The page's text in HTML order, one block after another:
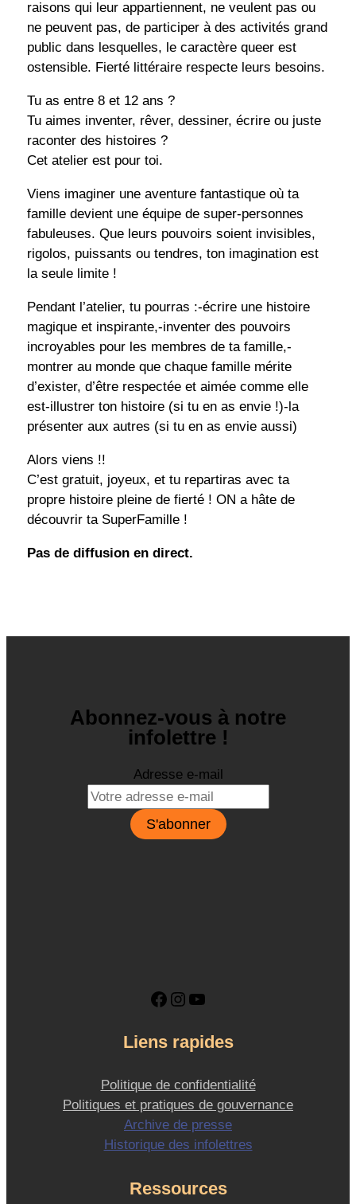
raisons qui leur appartiennent, ne veulent pas ou
ne peuvent pas, de participer à des activités grand
public dans lesquelles, le caractère queer est
ostensible. Fierté littéraire respecte leurs besoins.
Tu as entre 8 et 12 ans ?
Tu aimes inventer, rêver, dessiner, écrire ou juste
raconter des histoires ?
Cet atelier est pour toi.
Viens imaginer une aventure fantastique où ta
famille devient une équipe de super-personnes
fabuleuses. Que leurs pouvoirs soient invisibles,
rigolos, puissants ou tendres, ton imagination est
la seule limite !
Pendant l’atelier, tu pourras :-écrire une histoire
magique et inspirante,-inventer des pouvoirs
incroyables pour les membres de ta famille,-
montrer au monde que chaque famille mérite
d’exister, d’être respectée et aimée comme elle
est-illustrer ton histoire (si tu en as envie !)-la
présenter aux autres (si tu en as envie aussi)
Alors viens !!
C’est gratuit, joyeux, et tu repartiras avec ta
propre histoire pleine de fierté ! ON a hâte de
découvrir ta SuperFamille !
Pas de diffusion en direct.
Abonnez-vous à notre
infolettre !
Adresse e-mail
Facebook
Instagram
YouTube
Liens rapides
Politique de confidentialité
Politiques et pratiques de gouvernance
Archive de presse
Historique des infolettres
Ressources